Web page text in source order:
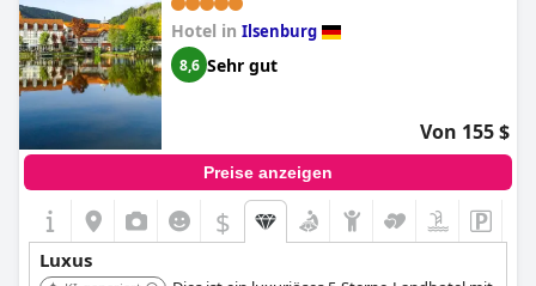
Hotel in Ilsenburg
8,6 Sehr gut
Von 155 $
Preise anzeigen
$
Luxus